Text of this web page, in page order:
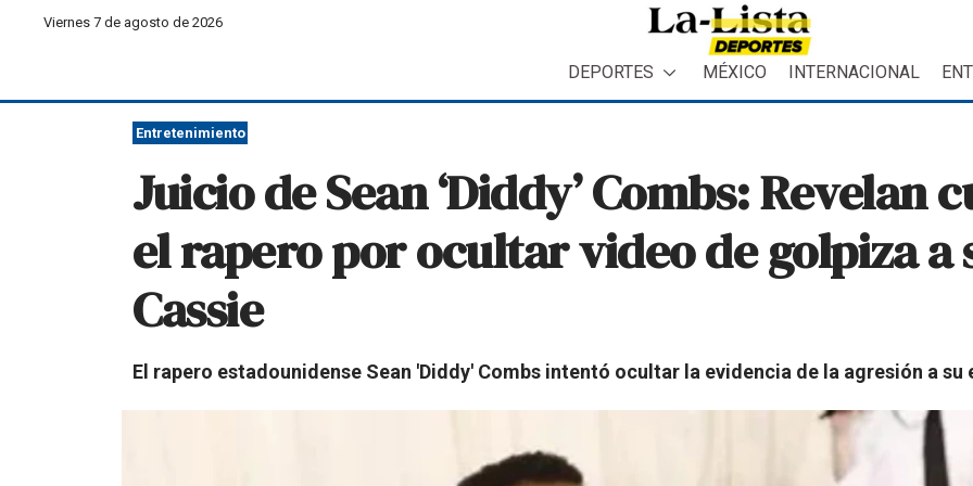
Viernes 7 de agosto de 2026
DEPORTES MÉXICO INTERNACIONAL
Entretenimiento
Juicio de Sean ‘Diddy’ Combs: Revelan
el rapero por ocultar video de golpiza a
Cassie
El rapero estadounidense Sean 'Diddy' Combs intentó ocultar la evidencia de la agresión a su